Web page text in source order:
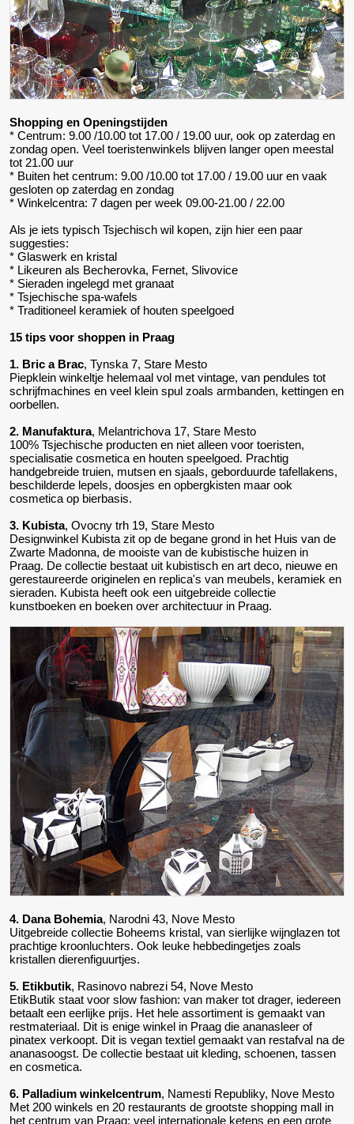
Shopping en Openingstijden
* Centrum: 9.00 /10.00 tot 17.00 / 19.00 uur, ook op zaterdag en
zondag open. Veel toeristenwinkels blijven langer open meestal
tot 21.00 uur
* Buiten het centrum: 9.00 /10.00 tot 17.00 / 19.00 uur en vaak
gesloten op zaterdag en zondag
* Winkelcentra: 7 dagen per week 09.00-21.00 / 22.00
Als je iets typisch Tsjechisch wil kopen, zijn hier een paar
suggesties:
* Glaswerk en kristal
* Likeuren als Becherovka, Fernet, Slivovice
* Sieraden ingelegd met granaat
* Tsjechische spa-wafels
* Traditioneel keramiek of houten speelgoed
15 tips voor shoppen in Praag
1. Bric a Brac, Tynska 7, Stare Mesto
Piepklein winkeltje helemaal vol met vintage, van pendules tot
schrijfmachines en veel klein spul zoals armbanden, kettingen en
oorbellen.
2. Manufaktura, Melantrichova 17, Stare Mesto
100% Tsjechische producten en niet alleen voor toeristen,
specialisatie cosmetica en houten speelgoed. Prachtig
handgebreide truien, mutsen en sjaals, geborduurde tafellakens,
beschilderde lepels, doosjes en opbergkisten maar ook
cosmetica op bierbasis.
3. Kubista, Ovocny trh 19, Stare Mesto
Designwinkel Kubista zit op de begane grond in het Huis van de
Zwarte Madonna, de mooiste van de kubistische huizen in
Praag. De collectie bestaat uit kubistisch en art deco, nieuwe en
gerestaureerde originelen en replica's van meubels, keramiek en
sieraden. Kubista heeft ook een uitgebreide collectie
kunstboeken en boeken over architectuur in Praag.
4. Dana Bohemia, Narodni 43, Nove Mesto
Uitgebreide collectie Boheems kristal, van sierlijke wijnglazen tot
prachtige kroonluchters. Ook leuke hebbedingetjes zoals
kristallen dierenfiguurtjes.
5. Etikbutik, Rasinovo nabrezi 54, Nove Mesto
EtikButik staat voor slow fashion: van maker tot drager, iedereen
betaalt een eerlijke prijs. Het hele assortiment is gemaakt van
restmateriaal. Dit is enige winkel in Praag die ananasleer of
pinatex verkoopt. Dit is vegan textiel gemaakt van restafval na de
ananasoogst. De collectie bestaat uit kleding, schoenen, tassen
en cosmetica.
6. Palladium winkelcentrum, Namesti Republiky, Nove Mesto
Met 200 winkels en 20 restaurants de grootste shopping mall in
het centrum van Praag; veel internationale ketens en een grote